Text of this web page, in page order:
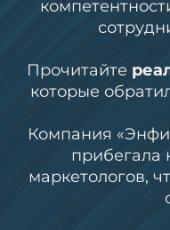
Прочитайте
которые
Компания
прибегала
маркетологов,